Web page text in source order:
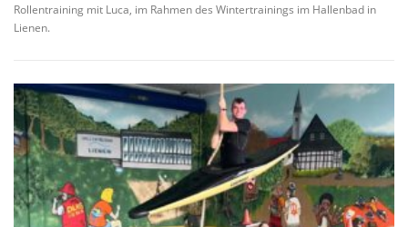
Rollentraining mit Luca, im Rahmen des Wintertrainings im Hallenbad in
Lienen.